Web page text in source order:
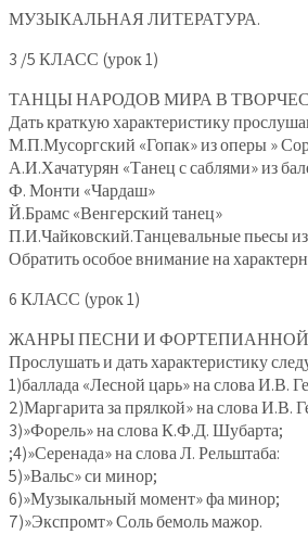
МУЗЫКАЛЬНАЯ ЛИТЕРАТУРА.
3 /5 КЛАСС (урок 1)
ТАНЦЫ НАРОДОВ МИРА В
Дать краткую характеристику
М.П.Мусоргский «Гопак» из оперы »
А.И.Хачатурян «Танец с саблями» из
Ф. Монти «Чардаш»
Й.Брамс «Венгерский танец»
П.И.Чайковский.Танцевальные пьесы
Обратить особое внимание на
6 КЛАСС (урок 1)
ЖАНРЫ ПЕСНИ И
Прослушать и дать характеристику
1)баллада «Лесной царь» на слова И.В.
2)Маргарита за прялкой» на слова И.В.
3)»Форель» на слова К.Ф.Д. Шубарта;
;4)»Серенада» на слова Л. Рельштаба:
5)»Вальс» си минор;
6)»Музыкальный момент» фа минор;
7)»Экспромт» Соль бемоль мажор.